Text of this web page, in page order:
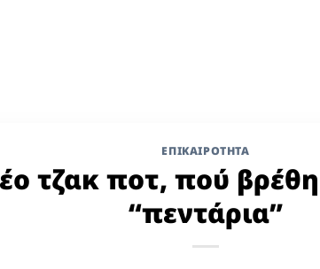
ΕΠΙΚΑΙΡΟΤΗΤΑ
τζακ ποτ, πού
“πεντάρια”